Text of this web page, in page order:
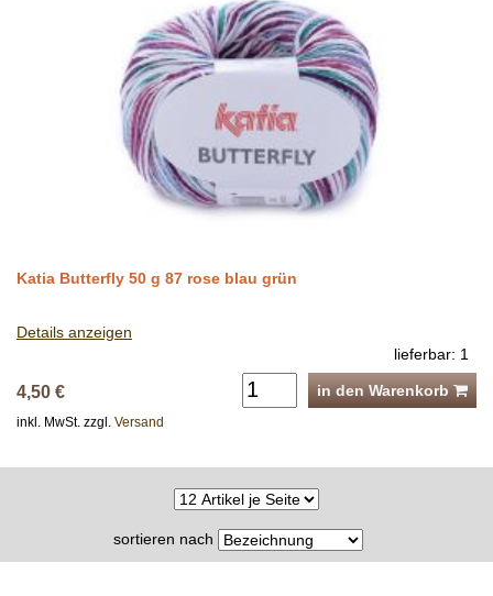
Katia Butterfly 50 g 87 rose blau grün
Details anzeigen
lieferbar: 1
4,50 € in den Warenkorb
inkl. MwSt. zzgl. Versand
sortieren nach